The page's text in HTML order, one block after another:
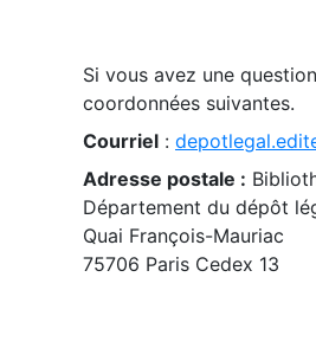
Si vous avez une
coordonnées suivantes.
Courriel :
Adresse postale :
Département du dépôt
Quai François-Mauriac
75706 Paris Cedex 13